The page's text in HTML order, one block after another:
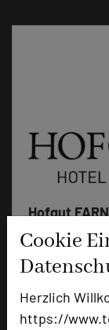
Cookie
Herzlich
https://
Hofgut
Dürren 1
88353
phone +49 7522
mail Email